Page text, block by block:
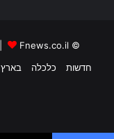
© Copyright 2026, All Rights Reserved |
Fnews.co.il
חדשות
כלכלה בארץ